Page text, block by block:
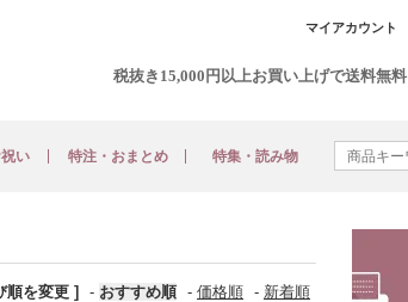
マイアカウント
税抜き15,000円以上お買い上げで送料無料
い 特注・おまとめ 特集・読み物
順を変更 ] - おすすめ順 - 価格順 - 新着順